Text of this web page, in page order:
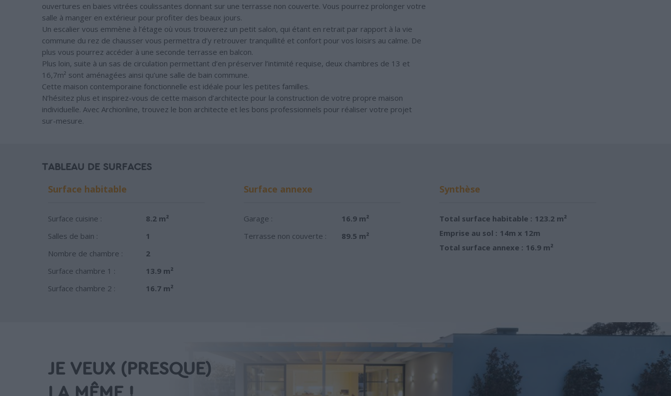
ouvertures en baies vitrées coulissantes donnant sur une terrasse non couverte. Vous pourrez prolonger votre
salle à manger en extérieur pour profiter des beaux jours.
Un escalier vous emmène à l’étage où vous trouverez un petit salon, qui étant en retrait par rapport à la vie
commune du rez de chausser vous permettra d’y retrouver tranquillité et confort pour vos loisirs au calme. De
plus vous pourrez accéder à une seconde terrasse en balcon.
Plus loin, suite à un sas de circulation permettant d’en préserver l’intimité requise, deux chambres de 13 et
16,7m² sont aménagées ainsi qu’une salle de bain commune.
Cette maison contemporaine fonctionnelle est idéale pour les petites familles.
N’hésitez plus et inspirez-vous de cette maison d’architecte pour la construction de votre propre maison
individuelle. Avec Archionline, trouvez le bon architecte et les bons professionnels pour réaliser votre projet
sur-mesure.
TABLEAU DE SURFACES
Surface habitable
Surface cuisine :
8.2 m²
Salles de bain :
1
Nombre de chambre :
2
Surface chambre 1 :
13.9 m²
Surface chambre 2 :
16.7 m²
Surface annexe
Garage :
16.9 m²
Terrasse non couverte :
89.5 m²
Synthèse
Total surface habitable : 123.2 m²
Emprise au sol : 14m x 12m
Total surface annexe : 16.9 m²
JE VEUX (PRESQUE)